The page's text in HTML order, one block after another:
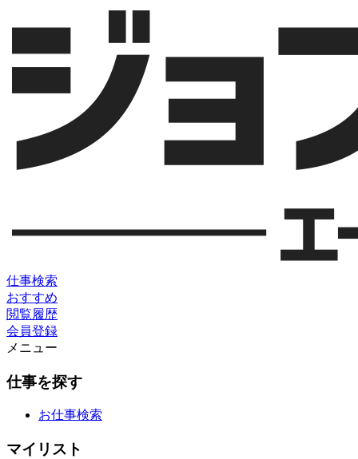
仕事検索
おすすめ
閲覧履歴
会員登録
メニュー
仕事を探す
お仕事検索
マイリスト